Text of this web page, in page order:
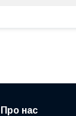
Про нас